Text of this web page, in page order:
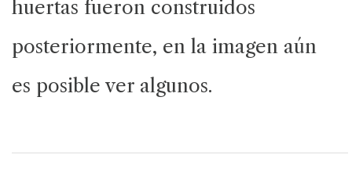
huertas fueron construidos
posteriormente, en la imagen aún
es posible ver algunos.